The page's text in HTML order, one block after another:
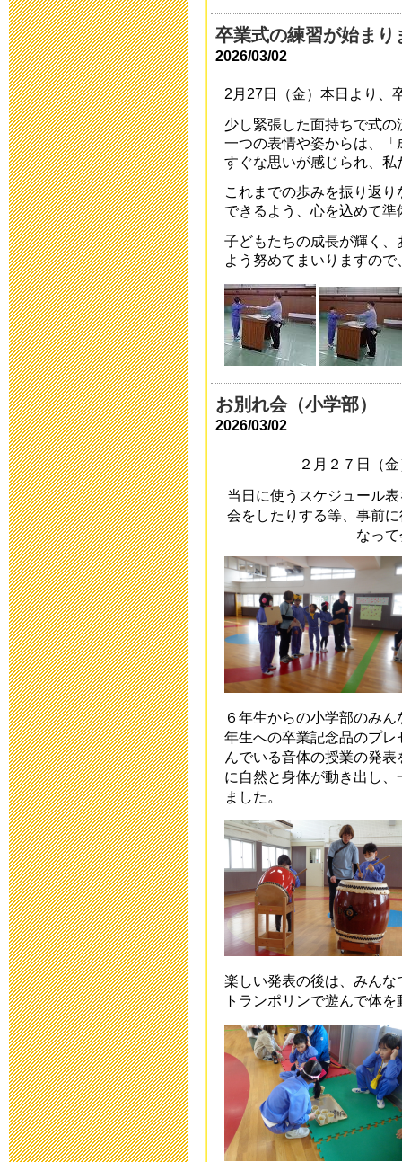
三重大学附属
次案内)
2016年1月 5日
第17回 ひろ
開催！
2015年11月13日
入学願書等，
2015年10月 1日
災害用伝言ダ
ついて
2015年9月28日
高等部 進路
2015年9月 9日
平成28年度
2015年9月 1日
三重大学附属
次案内)
平成27年度学
2015年6月 5日
平成２７年度
2015年5月11日
災害用伝言ダ
ついて
2015年4月27日
入学説明会を
2015年2月20日
10月30日(木)
卒業式の練習が始まり
2026/03/02
2月27日（金）本日より、
少し緊張した面持ちで式
一つの表情や姿からは、
すぐな思いが感じられ、
これまでの歩みを振り返
できるよう、心を込めて
子どもたちの成長が輝く
よう努めてまいりますの
お別れ会（小学部）
2026/03/02
２月２７日（
当日に使うスケジュール
会をしたりする等、事前
なっ
６年生からの小学部のみ
年生への卒業記念品のプ
んでいる音体の授業の発
に自然と身体が動き出し
ました。
楽しい発表の後は、みん
トランポリンで遊んで体